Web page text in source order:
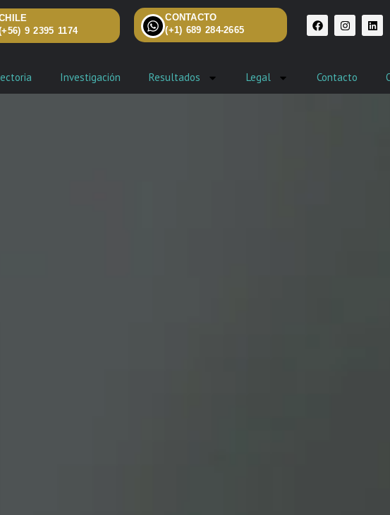
9 2395 1174
CONTACTO
(+1) 689 284-2665
Investigación Resultados Legal Contacto